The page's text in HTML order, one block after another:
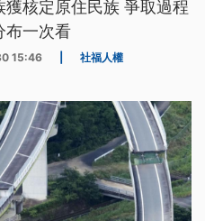
獲核定原住民族 爭取過程
布一次看
15:46 社福人權